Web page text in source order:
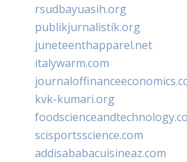
rsudbayuasih.org
publikjurnalistik.org
juneteenthapparel.net
italywarm.com
kvk-kumari.org
scisportsscience.com
addisababacuisineaz.com